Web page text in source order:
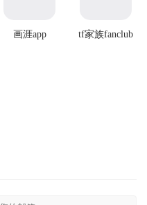
画涯app
tf家族fanclub